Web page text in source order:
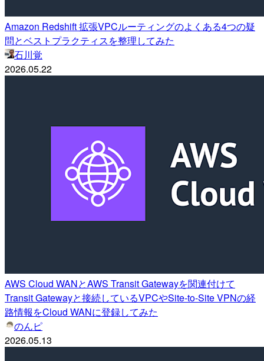
Amazon Redshift 拡張VPCルーティングのよくある4つの疑
問とベストプラクティスを整理してみた
石川覚
2026.05.22
AWS Cloud WANとAWS Transit Gatewayを関連付けて
Transit Gatewayと接続しているVPCやSite-to-Site VPNの経
路情報をCloud WANに登録してみた
のんピ
2026.05.13